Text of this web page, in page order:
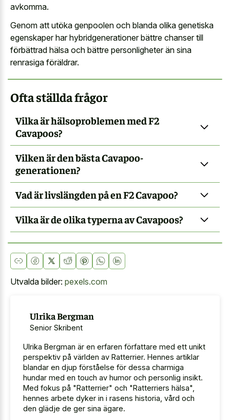
avkomma.
Genom att utöka genpoolen och blanda olika genetiska
egenskaper har hybridgenerationer bättre chanser till
förbättrad hälsa och bättre personligheter än sina
renrasiga föräldrar.
Ofta ställda frågor
Vilka är hälsoproblemen med F2
Cavapoos?
Vilken är den bästa Cavapoo-
generationen?
Vad är livslängden på en F2 Cavapoo?
Vilka är de olika typerna av Cavapoos?
Utvalda bilder: pexels.com
Ulrika Bergman
Senior Skribent
Ulrika Bergman är en erfaren författare med ett unikt
perspektiv på världen av Ratterrier. Hennes artiklar
blandar en djup förståelse för dessa charmiga
hundar med en touch av humor och personlig insikt.
Med fokus på "Ratterrier" och "Ratterriers hälsa",
hennes arbete dyker in i rasens historia, vård och
den glädje de ger sina ägare.